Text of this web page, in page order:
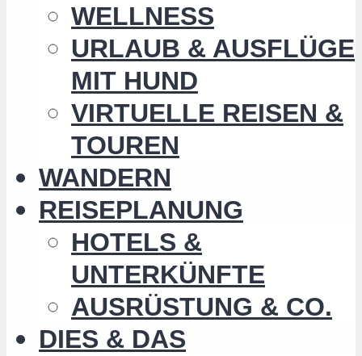
WELLNESS
URLAUB & AUSFLÜGE
MIT HUND
VIRTUELLE REISEN &
TOUREN
WANDERN
REISEPLANUNG
HOTELS &
UNTERKÜNFTE
AUSRÜSTUNG & CO.
DIES & DAS